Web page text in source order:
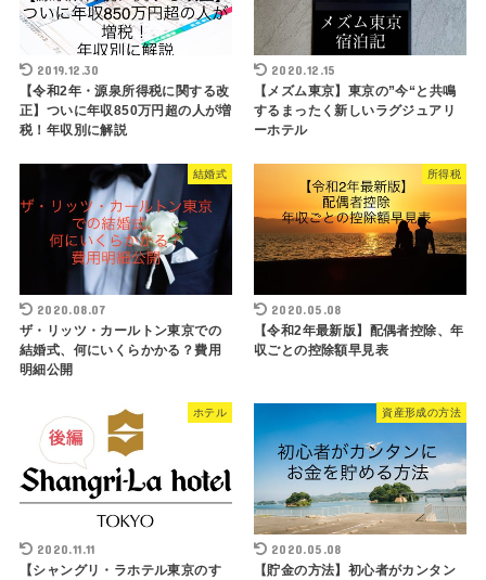
2019.12.30
【令和2年・源泉所得税に関する改
正】ついに年収850万円超の人が増
税！年収別に解説
2020.12.15
【メズム東京】東京の”今“と共鳴
するまったく新しいラグジュアリ
ーホテル
結婚式
2020.08.07
ザ・リッツ・カールトン東京での
結婚式、何にいくらかかる？費用
明細公開
所得税
2020.05.08
【令和2年最新版】配偶者控除、年
収ごとの控除額早見表
ホテル
2020.11.11
【シャングリ・ラホテル東京のす
資産形成の方法
2020.05.08
【貯金の方法】初心者がカンタン